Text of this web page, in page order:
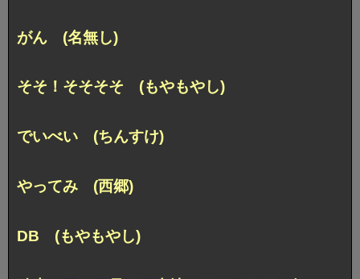
がん (名無し)
そそ！そそそそ (もやもやし)
でいべい (ちんすけ)
やってみ (西郷)
DB (もやもやし)